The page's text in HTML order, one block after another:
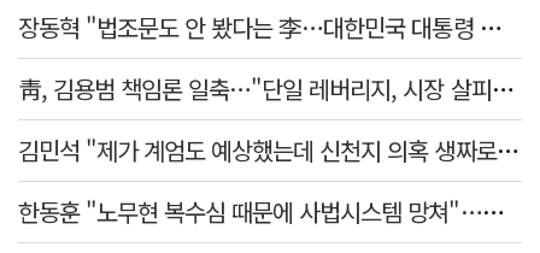
장동혁 "법조문도 안 봤다는 李…대한민국 대통령 맞나, 역대급 망언"
靑, 김용범 책임론 일축…"단일 레버리지, 시장 살피고 대책 챙길 때"
김민석 "제가 계엄도 예상했는데 신천지 의혹 생짜로 말했겠나"
한동훈 "노무현 복수심 때문에 사법시스템 망쳐"…민주당 맹공